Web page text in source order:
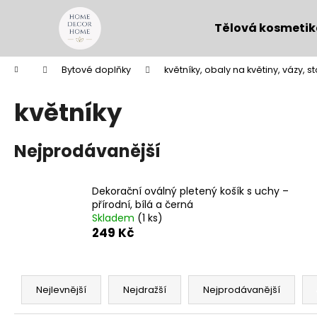
Tělová
Domů Bytové doplňky květníky, obaly na květiny, vázy,
květníky
Nejprodávanější
Dekorační oválný pletený košík s uchy –
přírodní, bílá a černá
Skladem (1 ks)
249 Kč
Ř
z
Nejlevnější Nejdražší Nejprodávanější
í
Zpět
do
obchodu
Zpět
do
obchodu